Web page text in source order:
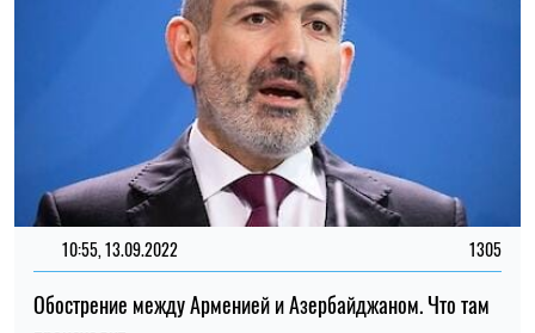
10:55, 13.09.2022 1305
Обострение между Арменией и Азербайджаном. Что там